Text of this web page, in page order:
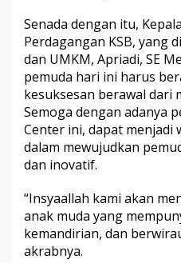
Senada dengan itu,
Perdagangan KSB, yang
dan UMKM, Apriadi, SE
pemuda hari ini harus
kesuksesan berawal dari
Semoga dengan adanya
Center ini, dapat menjadi
dalam mewujudkan
dan inovatif.
“Insyaallah kami akan
anak muda yang
kemandirian, dan
akrabnya.